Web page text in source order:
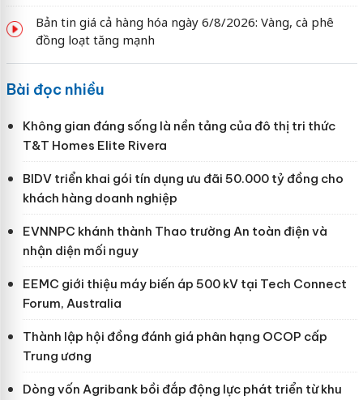
Bản tin giá cả hàng hóa ngày 6/8/2026: Vàng, cà phê
đồng loạt tăng mạnh
Bài đọc nhiều
Không gian đáng sống là nền tảng của đô thị tri thức
T&T Homes Elite Rivera
BIDV triển khai gói tín dụng ưu đãi 50.000 tỷ đồng cho
khách hàng doanh nghiệp
EVNNPC khánh thành Thao trường An toàn điện và
nhận diện mối nguy
EEMC giới thiệu máy biến áp 500 kV tại Tech Connect
Forum, Australia
Thành lập hội đồng đánh giá phân hạng OCOP cấp
Trung ương
Dòng vốn Agribank bồi đắp động lực phát triển từ khu